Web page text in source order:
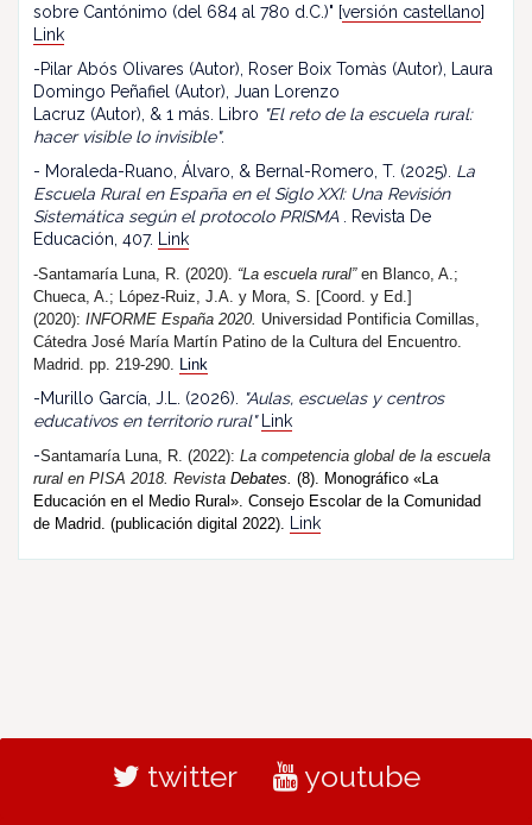
sobre Cantónimo (del 684 al 780 d.C.)" [versión castellano]
Link
-Pilar Abós Olivares (Autor), Roser Boix Tomàs (Autor), Laura
Domingo Peñafiel (Autor), Juan Lorenzo
Lacruz (Autor), & 1 más. Libro "El reto de la escuela rural:
hacer visible lo invisible".
- Moraleda-Ruano, Álvaro, & Bernal-Romero, T. (2025). La
Escuela Rural en España en el Siglo XXI: Una Revisión
Sistemática según el protocolo PRISMA . Revista De
Educación, 407.
Link
-Santamaría Luna, R. (2020). “La escuela rural”en Blanco, A.;
Chueca, A.; López-Ruiz, J.A. y Mora, S. [Coord. y Ed.]
(2020): INFORME España 2020. Universidad Pontificia Comillas,
Cátedra José María Martín Patino de la Cultura del Encuentro.
Madrid. pp. 219-290. Link
-Murillo García, J.L. (2026).
"Aulas, escuelas y centros
educativos en territorio rural"
Link
-Santamaría Luna, R. (2022): La competencia global de la escuela
rural en PISA 2018. Revista Debates. (8). Monográfico «La
Educación en el Medio Rural». Consejo Escolar de la Comunidad
de Madrid. (publicación digital 2022).
Link
twitter youtube